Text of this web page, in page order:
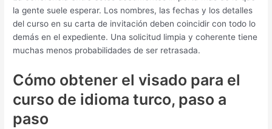
la gente suele esperar. Los nombres, las fechas y los detalles
del curso en su carta de invitación deben coincidir con todo lo
demás en el expediente. Una solicitud limpia y coherente tiene
muchas menos probabilidades de ser retrasada.
Cómo obtener el visado para el
curso de idioma turco, paso a
paso